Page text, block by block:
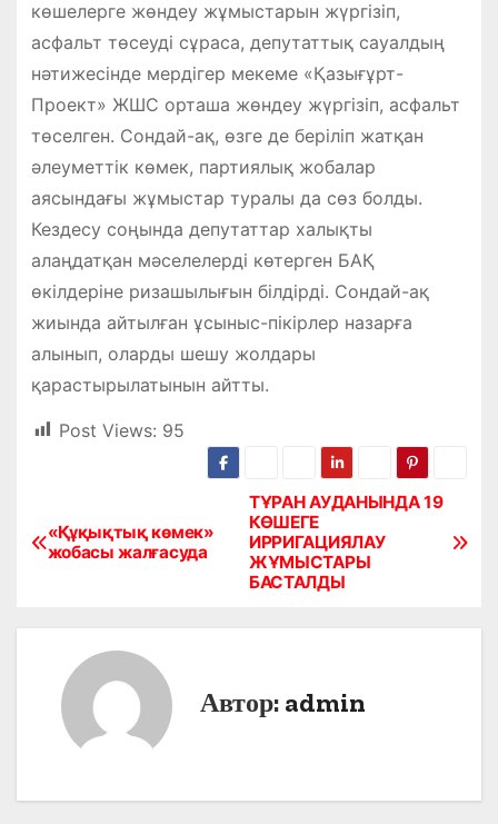
көшелерге жөндеу жұмыстарын жүргізіп,
асфальт төсеуді сұраса, депутаттық сауалдың
нәтижесінде мердігер мекеме «Қазығұрт-
Проект» ЖШС орташа жөндеу жүргізіп, асфальт
төселген. Сондай-ақ, өзге де беріліп жатқан
әлеуметтік көмек, партиялық жобалар
аясындағы жұмыстар туралы да сөз болды.
Кездесу соңында депутаттар халықты
алаңдатқан мәселелерді көтерген БАҚ
өкілдеріне ризашылығын білдірді. Сондай-ақ
жиында айтылған ұсыныс-пікірлер назарға
алынып, оларды шешу жолдары
қарастырылатынын айтты.
Post Views: 95
а
ТҰРАН АУДАНЫНДА 19
КӨШЕГЕ
ИРРИГАЦИЯЛАУ
ЖҰМЫСТАРЫ
БАСТАЛДЫ
«Құқықтық көмек»
жобасы жалғасуда
Автор: admin